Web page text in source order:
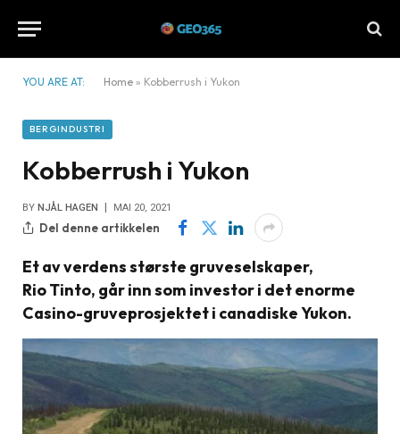
YOU ARE AT: Home » Kobberrush i Yukon
BERGINDUSTRI
Kobberrush i Yukon
BY NJÅL HAGEN MAI 20, 2021
Del denne artikkelen
Et av verdens største gruveselskaper,
Rio Tinto, går inn som investor i det enorme
Casino-gruveprosjektet i canadiske Yukon.